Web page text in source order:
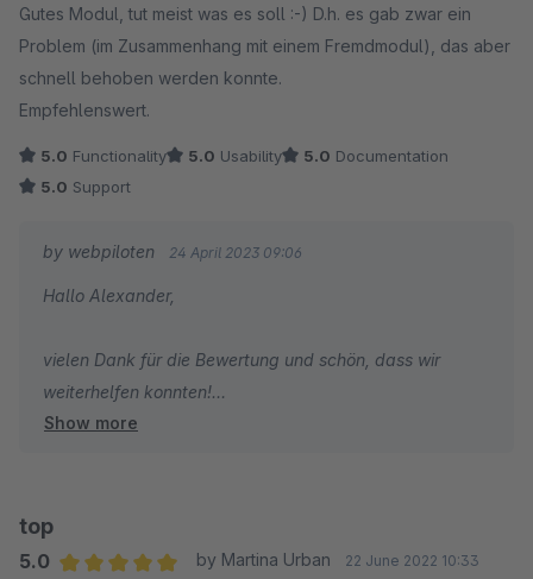
Gutes Modul, tut meist was es soll :-) D.h. es gab zwar ein
Problem (im Zusammenhang mit einem Fremdmodul), das aber
schnell behoben werden konnte.
Empfehlenswert.
5.0 Functionality 5.0 Usability 5.0 Documentation
5.0 Support
by webpiloten 24 April 2023 09:06
Hallo Alexander,
vielen Dank für die Bewertung und schön, dass wir
weiterhelfen konnten!
Show more
top
5.0
by Martina Urban 22 June 2022 10:33